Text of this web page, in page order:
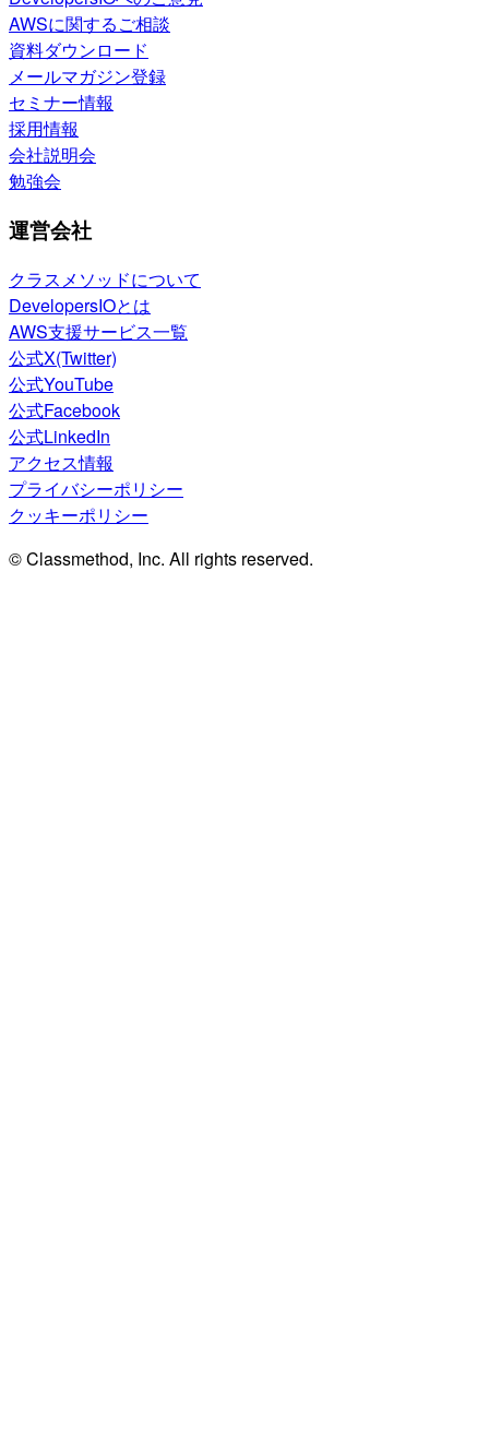
AWSに関するご相談
資料ダウンロード
メールマガジン登録
セミナー情報
採用情報
会社説明会
勉強会
運営会社
クラスメソッドについて
DevelopersIOとは
AWS支援サービス一覧
公式X(Twitter)
公式YouTube
公式Facebook
公式LinkedIn
アクセス情報
プライバシーポリシー
クッキーポリシー
© Classmethod, Inc. All rights reserved.